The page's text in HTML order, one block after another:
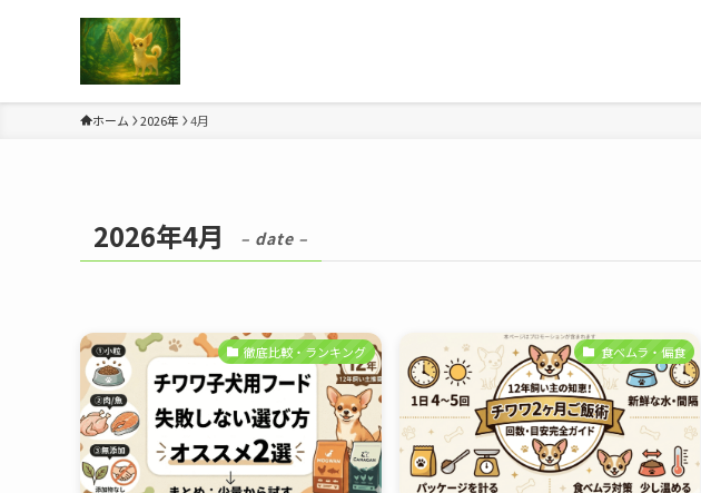
ホーム 2026年 4月
2026年4月 – date –
徹底比較・ランキング 食べムラ・偏食